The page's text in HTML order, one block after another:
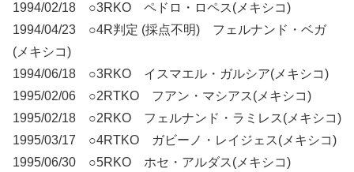
1994/02/18 ○3RKO ペドロ・ロペス(メキシコ)
1994/04/23 ○4R判定 (採点不明) フェルナンド・ベガ
(メキシコ)
1994/06/18 ○3RKO イスマエル・ガルシア(メキシコ)
1995/02/06 ○2RTKO フアン・マシアス(メキシコ)
1995/02/18 ○2RKO フェルナンド・ラミレス(メキシコ)
1995/03/17 ○4RTKO ガビーノ・レイジェス(メキシコ)
1995/06/30 ○5RKO ホセ・アルダス(メキシコ)